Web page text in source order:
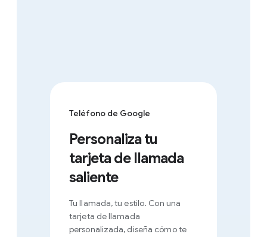
Teléfono de Google
Personaliza tu
tarjeta de llamada
saliente
Tu llamada, tu estilo. Con una
tarjeta de llamada
personalizada, diseña cómo te